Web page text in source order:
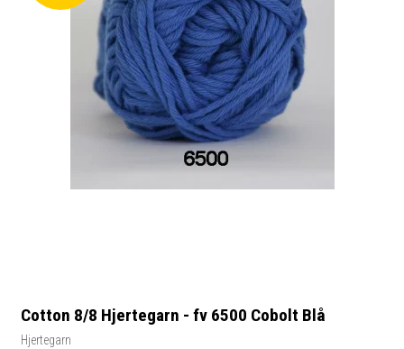
Cotton 8/8 Hjertegarn - fv 6500 Cobolt Blå
Hjertegarn